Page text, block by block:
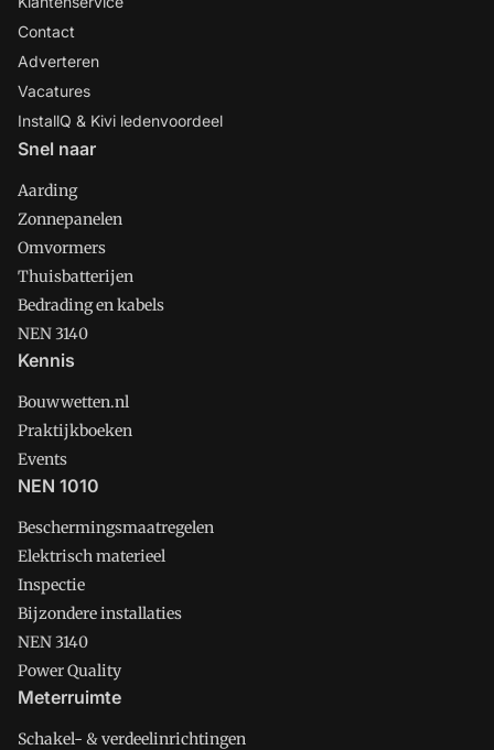
Contact
Adverteren
Vacatures
InstallQ & Kivi ledenvoordeel
Snel naar
Aarding
Zonnepanelen
Omvormers
Thuisbatterijen
Bedrading en kabels
NEN 3140
Kennis
Bouwwetten.nl
Praktijkboeken
Events
NEN 1010
Beschermingsmaatregelen
Elektrisch materieel
Inspectie
Bijzondere installaties
NEN 3140
Power Quality
Meterruimte
Schakel- & verdeelinrichtingen